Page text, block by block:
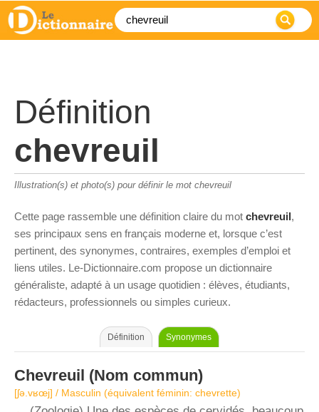
Définition
chevreuil
Illustration(s) et photo(s) pour définir le mot chevreuil
Cette page rassemble une définition claire du mot chevreuil,
ses principaux sens en français moderne et, lorsque c’est
pertinent, des synonymes, contraires, exemples d’emploi et
liens utiles. Le-Dictionnaire.com propose un dictionnaire
généraliste, adapté à un usage quotidien : élèves, étudiants,
rédacteurs, professionnels ou simples curieux.
Définition Synonymes
Chevreuil (Nom commun)
[ʃə.vʁœj] / Masculin (équivalent féminin: chevrette)